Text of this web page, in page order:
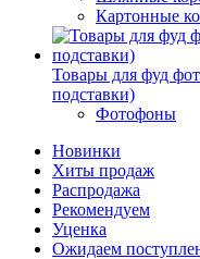
Картонные
Товары для фуд
подставки)
Фотофоны
Новинки
Хиты продаж
Распродажа
Рекомендуем
Уценка
Ожидаем